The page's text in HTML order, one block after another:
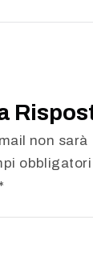
non sarà
*